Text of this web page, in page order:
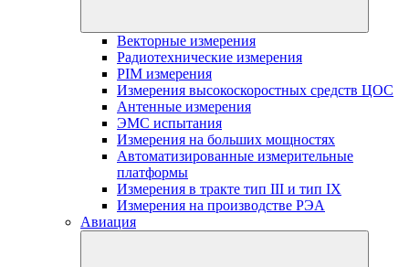
Векторные измерения
Радиотехнические измерения
PIM измерения
Измерения высокоскоростных средств ЦОС
Антенные измерения
ЭМС испытания
Измерения на больших мощностях
Автоматизированные измерительные
платформы
Измерения в тракте тип III и тип IX
Измерения на производстве РЭА
Авиация